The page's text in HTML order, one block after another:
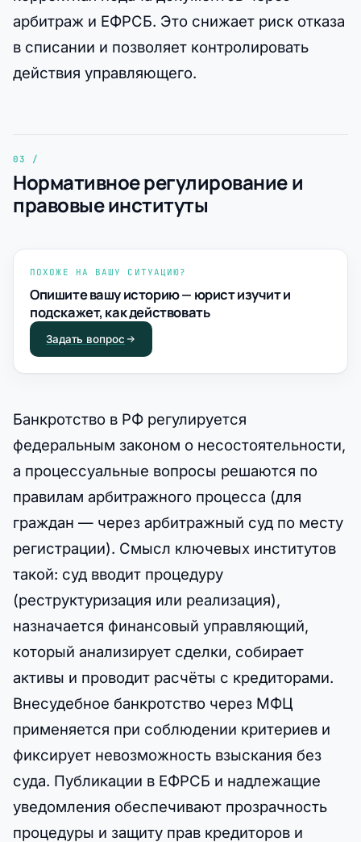
арбитраж и ЕФРСБ. Это снижает риск отказа
в списании и позволяет контролировать
действия управляющего.
Нормативное регулирование и
правовые институты
ПОХОЖЕ НА ВАШУ СИТУАЦИЮ?
Опишите вашу историю — юрист изучит и
подскажет, как действовать
Задать вопрос
Банкротство в РФ регулируется
федеральным законом о несостоятельности,
а процессуальные вопросы решаются по
правилам арбитражного процесса (для
граждан — через арбитражный суд по месту
регистрации). Смысл ключевых институтов
такой: суд вводит процедуру
(реструктуризация или реализация),
назначается финансовый управляющий,
который анализирует сделки, собирает
активы и проводит расчёты с кредиторами.
Внесудебное банкротство через МФЦ
применяется при соблюдении критериев и
фиксирует невозможность взыскания без
суда. Публикации в ЕФРСБ и надлежащие
уведомления обеспечивают прозрачность
процедуры и защиту прав кредиторов и